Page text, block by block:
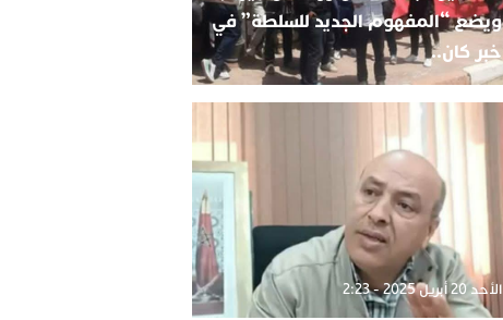
ويضع “المفهوم الجديد للسلطة” في
خبر كان..
الأحد 20 أبريل 2025 - 2:23